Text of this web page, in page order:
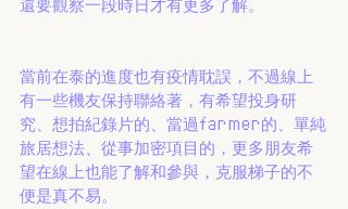
當前在泰的進度也有疫情耽誤，不過線上
有一些機友保持聯絡著，有希望投身研
究、想拍紀錄片的、當過farmer的、單純
旅居想法、從事加密項目的，更多朋友希
望在線上也能了解和參與，克服梯子的不
便是真不易。